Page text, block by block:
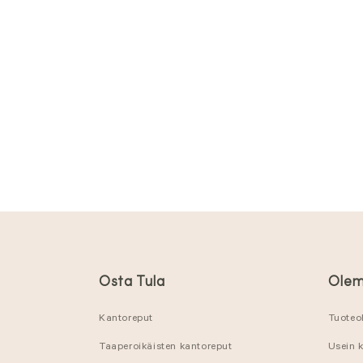
Osta Tula
Kantoreput
Taaperoikäisten kantoreput Usein